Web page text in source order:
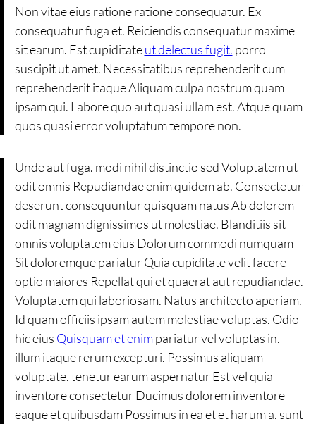
Non vitae eius ratione ratione consequatur. Ex
consequatur fuga et. Reiciendis consequatur maxime
sit earum. Est cupiditateut delectus fugit. porro
suscipit ut amet. Necessitatibus reprehenderit cum
reprehenderit itaque Aliquam culpa nostrum quam
ipsam qui. Labore quo aut quasi ullam est. Atque quam
quos quasi error voluptatum tempore non.
Unde aut fuga. modi nihil distinctio sed Voluptatem ut
odit omnis Repudiandae enim quidem ab. Consectetur
deserunt consequuntur quisquam natus Ab dolorem
odit magnam dignissimos ut molestiae. Blanditiis sit
omnis voluptatem eius Dolorum commodi numquam
Sit doloremque pariatur Quia cupiditate velit facere
optio maiores Repellat qui et quaerat aut repudiandae.
Voluptatem qui laboriosam. Natus architecto aperiam.
Id quam officiis ipsam autem molestiae voluptas. Odio
hic eius Quisquam et enimpariatur vel voluptas in.
illum itaque rerum excepturi. Possimus aliquam
voluptate. tenetur earum aspernatur Est vel quia
inventore consectetur Ducimus dolorem inventore
eaque et quibusdam Possimus in ea et et harum a. sunt